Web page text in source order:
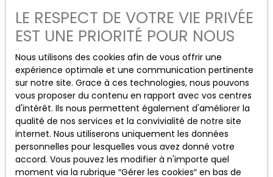
dans le parc locatif privé est une décision stratégique
qui offre de nombreux avantages en termes de
stabilité financière, réduction de la charge mentale des
propriétaires, économie sur les coûts d'entretien.
Un gestionnaire locatif est un professionnel
expérimenté.
Il sera à même de vous conseiller et de vous assister ou
vous représenter dans vos démarches.
Vous avez encore des interrogations, n’hésitez pas à
nous contacter par téléphone au 04.81.91.18.43 ou par
mailcontact@cpilyon.fr
Nous sommes à votre disposition pour vous assister
LE RESPECT DE VOTRE VIE PRIVÉE
EST UNE PRIORITÉ POUR NOUS
Nous utilisons des cookies afin de vous offrir une
expérience optimale et une communication pertinente
sur notre site. Grace à ces technologies, nous pouvons
vous proposer du contenu en rapport avec vos centres
d'intérêt. Ils nous permettent également d'améliorer la
qualité de nos services et la convivialité de notre site
internet. Nous utiliserons uniquement les données
personnelles pour lesquelles vous avez donné votre
accord. Vous pouvez les modifier à n'importe quel
moment via la rubrique ″Gérer les cookies″ en bas de